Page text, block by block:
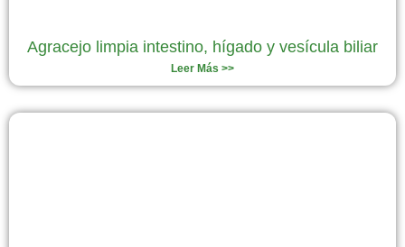
Agracejo limpia intestino, hígado y vesícula biliar
Leer Más >>